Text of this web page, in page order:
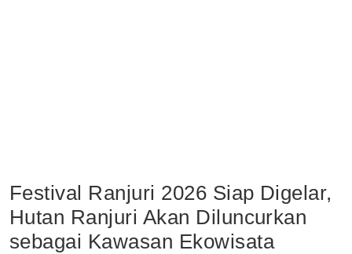
Festival Ranjuri 2026 Siap Digelar,
Hutan Ranjuri Akan Diluncurkan
sebagai Kawasan Ekowisata